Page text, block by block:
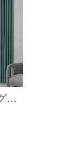
【カーテン自宅】グレンブルーカーテン製品の簡約現代高遮光ジャカードのつなぎ合わせ定型化ポリエステル千格鳥リビングルームの床の窓カスタムJBLW 005 Sフック/カーテンヘッドを含まない(高さ2.6メートル以内で変更可能)一メートル当たりの単価